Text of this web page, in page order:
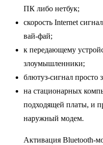
ПК либо нетбук;
скорость Internet
вай-фай;
к передающему
злоумышленники;
блютуз-сигнал просто
на стационарных
подходящей платы, и
наружный модем.
Активация Bluetooth-